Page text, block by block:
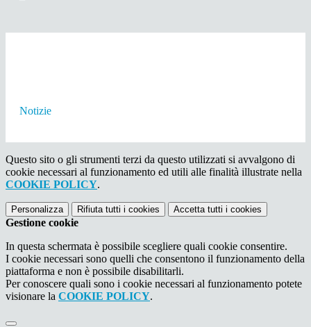
Notizie
Questo sito o gli strumenti terzi da questo utilizzati si avvalgono di
cookie necessari al funzionamento ed utili alle finalità illustrate nella
COOKIE POLICY.
Personalizza Rifiuta tutti i cookies Accetta tutti i cookies
Gestione cookie
In questa schermata è possibile scegliere quali cookie consentire.
I cookie necessari sono quelli che consentono il funzionamento della
piattaforma e non è possibile disabilitarli.
Per conoscere quali sono i cookie necessari al funzionamento potete
visionare la COOKIE POLICY.